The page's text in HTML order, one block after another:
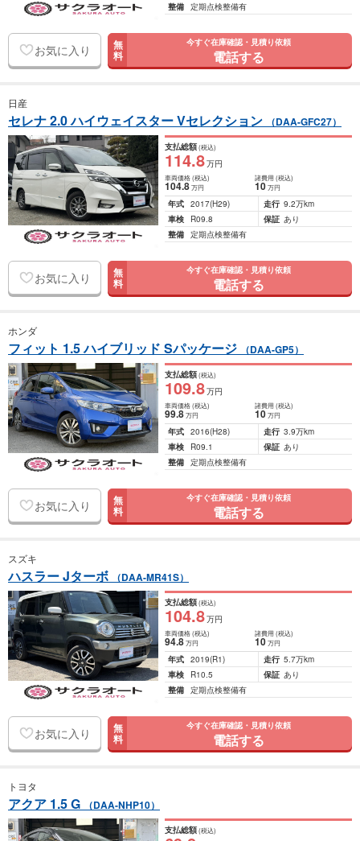
整備 定期点検整備有
お気に入り 無
料
今すぐ在庫確認・見積り依頼
電話する
日産
セレナ 2.0 ハイウェイスター Vセレクション （DAA-GFC27）
支払総額(税込)
114.8万円
車両価格(税込)
104.8万円
諸費用 (税込)
10 万円
年式 2017(H29) 走行 9.2万km
車検
R09.8 保証 あり
整備 定期点検整備有
お気に入り 無
料
今すぐ在庫確認・見積り依頼
電話する
ホンダ
フィット 1.5 ハイブリッド Sパッケージ （DAA-GP5）
支払総額(税込)
109.8万円
車両価格(税込)
99.8万円
諸費用 (税込)
10 万円
年式 2016(H28) 走行 3.9万km
車検
R09.1 保証 あり
整備 定期点検整備有
お気に入り 無
料
今すぐ在庫確認・見積り依頼
電話する
スズキ
ハスラー Jターボ （DAA-MR41S）
支払総額(税込)
104.8万円
車両価格(税込)
94.8万円
諸費用 (税込)
10 万円
年式 2019(R1) 走行 5.7万km
車検
R10.5 保証 あり
整備 定期点検整備有
お気に入り 無
料
今すぐ在庫確認・見積り依頼
電話する
トヨタ
アクア 1.5 G （DAA-NHP10）
支払総額(税込)